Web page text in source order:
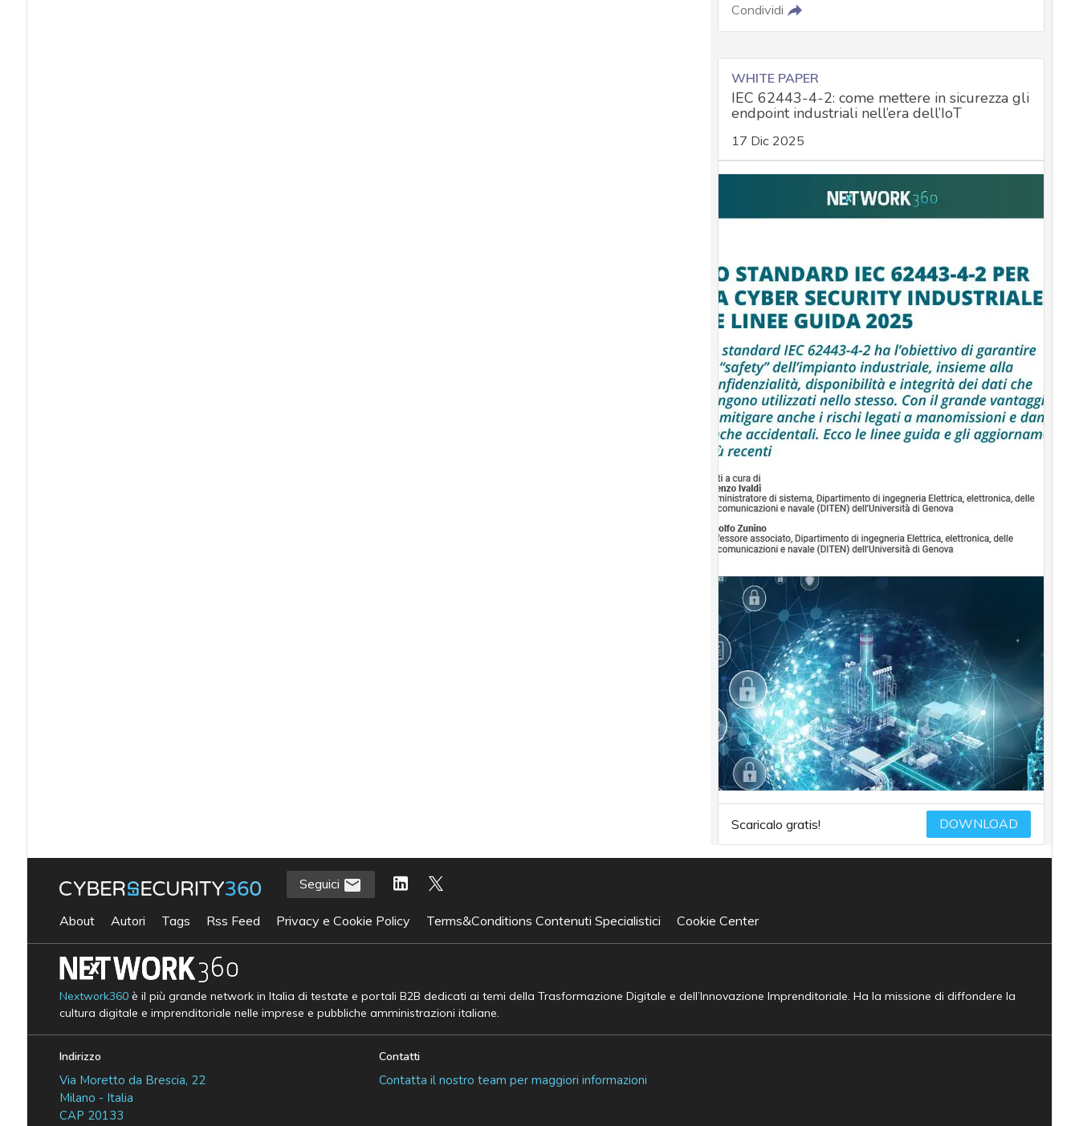
Condividi
WHITE PAPER
IEC 62443-4-2: come mettere in sicurezza gli
endpoint industriali nell’era dell’IoT
17 Dic 2025
Scaricalo gratis! DOWNLOAD
Seguici
About Autori Tags Rss Feed Privacy e Cookie Policy Terms&Conditions Contenuti Specialistici Cookie Center
Nextwork360è il più grande network in Italia di testate e portali B2B dedicati ai temi della Trasformazione Digitale e dell’Innovazione Imprenditoriale. Ha la missione di diffondere la
cultura digitale e imprenditoriale nelle imprese e pubbliche amministrazioni italiane.
Indirizzo
Via Moretto da Brescia, 22
Milano - Italia
CAP 20133
Contatti
Contatta il nostro team per maggiori informazioni